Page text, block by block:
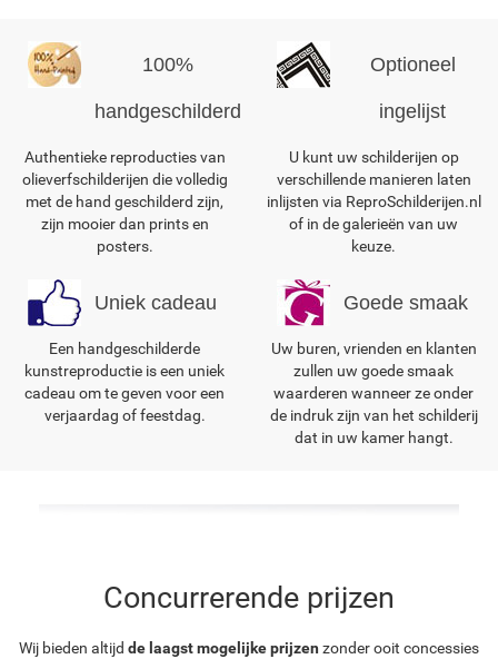
100%
handgeschilderd
Authentieke reproducties van
olieverfschilderijen die volledig
met de hand geschilderd zijn,
zijn mooier dan prints en
posters.
Optioneel
ingelijst
U kunt uw schilderijen op
verschillende manieren laten
inlijsten via ReproSchilderijen.nl
of in de galerieën van uw
keuze.
Uniek cadeau
Een handgeschilderde
kunstreproductie is een uniek
cadeau om te geven voor een
verjaardag of feestdag.
Goede smaak
Uw buren, vrienden en klanten
zullen uw goede smaak
waarderen wanneer ze onder
de indruk zijn van het schilderij
dat in uw kamer hangt.
Concurrerende prijzen
Wij bieden altijd de laagst mogelijke prijzen zonder ooit concessies